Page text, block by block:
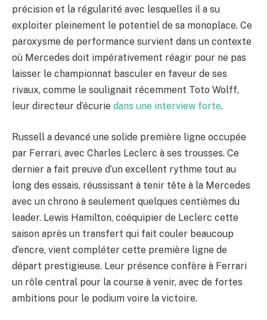
précision et la régularité avec lesquelles il a su
exploiter pleinement le potentiel de sa monoplace. Ce
paroxysme de performance survient dans un contexte
où Mercedes doit impérativement réagir pour ne pas
laisser le championnat basculer en faveur de ses
rivaux, comme le soulignait récemment Toto Wolff,
leur directeur d’écurie dans une interview forte.
Russell a devancé une solide première ligne occupée
par Ferrari, avec Charles Leclerc à ses trousses. Ce
dernier a fait preuve d’un excellent rythme tout au
long des essais, réussissant à tenir tête à la Mercedes
avec un chrono à seulement quelques centièmes du
leader. Lewis Hamilton, coéquipier de Leclerc cette
saison après un transfert qui fait couler beaucoup
d’encre, vient compléter cette première ligne de
départ prestigieuse. Leur présence confère à Ferrari
un rôle central pour la course à venir, avec de fortes
ambitions pour le podium voire la victoire.